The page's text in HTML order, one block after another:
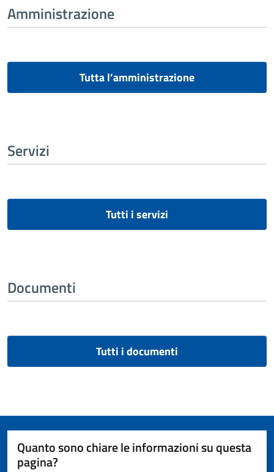
Amministrazione
Tutta l’amministrazione
Servizi
Tutti i servizi
Documenti
Tutti i documenti
Quanto sono chiare le informazioni su questa
pagina?